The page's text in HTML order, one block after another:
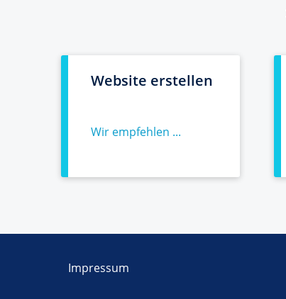
Website erstellen
Wir empfehlen ...
Impressum